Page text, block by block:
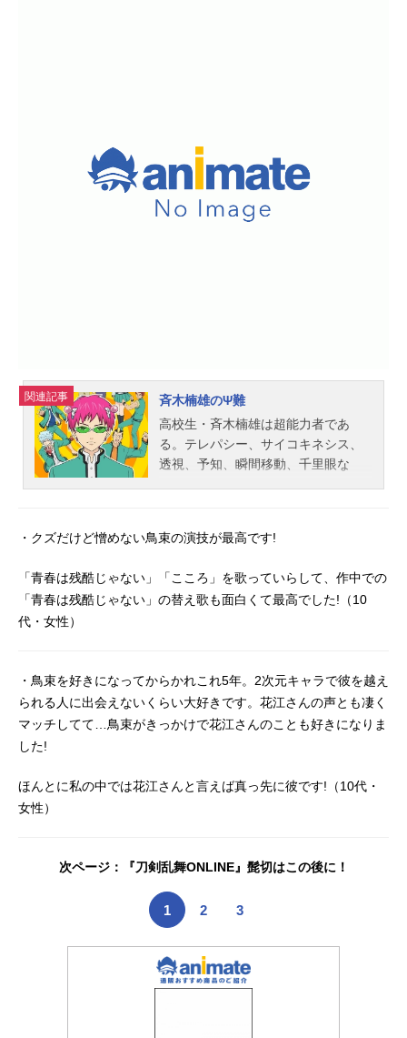
関連記事
斉木楠雄のΨ難
高校生・斉木楠雄は超能力者であ
る。テレパシー、サイコキネシス、
透視、予知、瞬間移動、千里眼な
それ故、人前では超能力を封印。目
っそり暮らしていた。しかし何故だ
か彼の周りには、いつも不思議な人
送形態TVアニメスケジュール2016年
7月10日（日）～2016年12月25日
（日）テレビ東京ほか話数全24話キ
志：日野聡鳥束霊太：花江夏樹照橋
野雨緑：森久保祥太郎斉木國春：岩
熊五郎：山寺宏一斉木久美：田中理
恵斉木空助：野島健児才虎芽斗吏：
松風雅也スタッフ原作：麻生周一(集
英社『週刊少年ジャンプ』連載)監
督：桜井弘明シリーズ構成：横手美
・クズだけど憎めない鳥束の演技が最高です!
「青春は残酷じゃない」「こころ」を歌っていらして、作中での
「青春は残酷じゃない」の替え歌も面白くて最高でした!（10
代・女性）
・鳥束を好きになってからかれこれ5年。2次元キャラで彼を越え
られる人に出会えないくらい大好きです。花江さんの声とも凄く
マッチしてて…鳥束がきっかけで花江さんのことも好きになりま
した!
ほんとに私の中では花江さんと言えば真っ先に彼です!（10代・
女性）
次ページ：『刀剣乱舞ONLINE』髭切はこの後に！
1 2 3